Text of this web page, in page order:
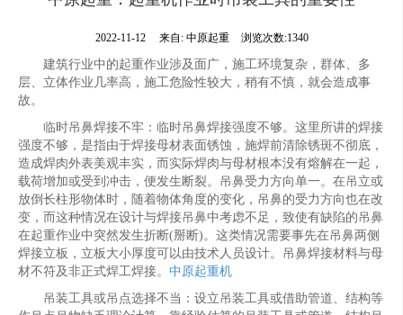
2022-11-12 来自: 中原起重 浏览次数:1340
建筑行业中的起重作业涉及面广，施工环境复杂，群体、多
层、立体作业几率高，施工危险性较大，稍有不慎，就会造成事
故。
临时吊鼻焊接不牢：临时吊鼻焊接强度不够。这里所讲的焊接
强度不够，是指由于焊接母材表面锈蚀，施焊前清除锈斑不彻底，
造成焊肉外表美观丰实，而实际焊肉与母材根本没有熔解在一起，
载荷增加或受到冲击，便发生断裂。吊鼻受力方向单一。在吊立或
放倒长柱形物体时，随着物体角度的变化，吊鼻的受力方向也在改
变，而这种情况在设计与焊接吊鼻中考虑不足，致使有缺陷的吊鼻
在起重作业中突然发生折断(掰断)。这类情况需要事先在吊鼻两侧
焊接立板，立板大小厚度可以由技术人员设计。吊鼻焊接材料与母
材不符及非正式焊工焊接。 中原起重机
吊装工具或吊点选择不当：设立吊装工具或借助管道、结构等